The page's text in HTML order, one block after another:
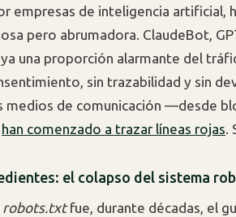
empresas de inteligencia artificial,
pero abrumadora. ClaudeBot,
una proporción alarmante del
sin trazabilidad y sin
medios de comunicación —desde
han comenzado a trazar líneas rojas.
el colapso del sistema
robots.txtfue, durante décadas, el